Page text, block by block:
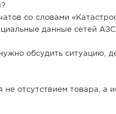
со словами
данные сетей АЗС.
обсудить ситуацию,
не отсутствием товара, а